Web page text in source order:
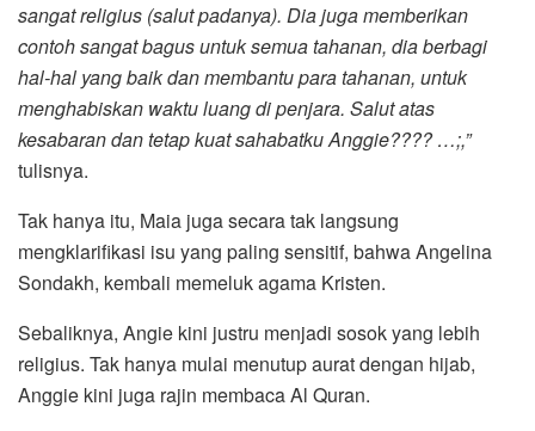
sangat religius (salut padanya). Dia juga memberikan
contoh sangat bagus untuk semua tahanan, dia berbagi
hal-hal yang baik dan membantu para tahanan, untuk
menghabiskan waktu luang di penjara. Salut atas
kesabaran dan tetap kuat sahabatku Anggie???? …;,”
tulisnya.
Tak hanya itu, Maia juga secara tak langsung
mengklarifikasi isu yang paling sensitif, bahwa Angelina
Sondakh, kembali memeluk agama Kristen.
Sebaliknya, Angie kini justru menjadi sosok yang lebih
religius. Tak hanya mulai menutup aurat dengan hijab,
Anggie kini juga rajin membaca Al Quran.